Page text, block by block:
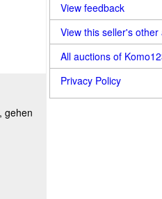
gehen
View feedback
View this seller's other
All auctions of
Privacy Policy